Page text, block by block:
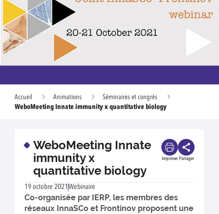
Accueil Animations
Séminaires et congrès
WeboMeeting Innate immunity x quantitative biology
WeboMeeting Innate
immunity x
quantitative biology
Imprimer Partager
19 octobre 2021 Webinaire
Co-organisée par IERP, les membres des
réseaux InnaSCo et Frontinov proposent une